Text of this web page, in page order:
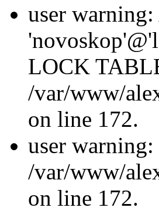
user warning:
LOCK
/var/www/
on line 172.
user
/var/www/
on line 172.